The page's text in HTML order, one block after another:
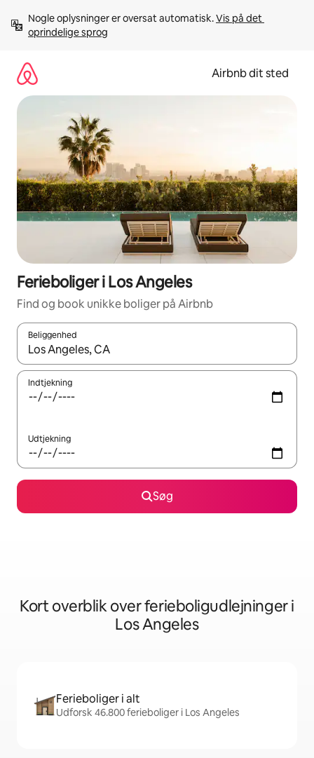
videre
Nogle oplysninger er oversat automatisk. Vis på det
oprindelige sprog
Airbnb dit sted
Ferieboliger i Los Angeles
Find og book unikke boliger på Airbnb
Beliggenhed
Når resultaterne er tilgængelige, skal du navigere med
Indtjekning
Udtjekning
Søg
Kort overblik over ferieboligudlejninger i
Los Angeles
Ferieboliger i alt
Udforsk 46.800 ferieboliger i Los Angeles